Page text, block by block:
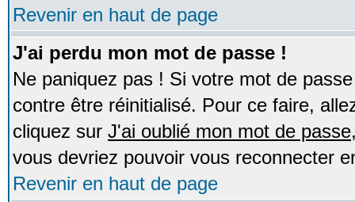
Revenir en haut de page
J'ai perdu mon mot de passe !
Ne paniquez pas ! Si votre mot de
contre être réinitialisé. Pour ce faire,
cliquez sur J'ai oublié mon mot de passe
vous devriez pouvoir vous reconnecter
Revenir en haut de page